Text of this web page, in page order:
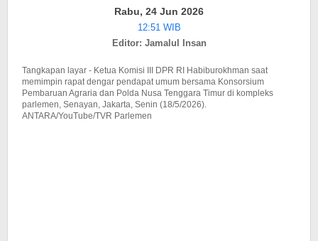
Pelaku
Penyekapan
Wanita
Rabu, 24 Jun 2026
12:51 WIB
Editor: Jamalul Insan
Tangkapan layar - Ketua Komisi III DPR RI Habiburokhman saat
memimpin rapat dengar pendapat umum bersama Konsorsium
Pembaruan Agraria dan Polda Nusa Tenggara Timur di kompleks
parlemen, Senayan, Jakarta, Senin (18/5/2026).
ANTARA/YouTube/TVR Parlemen